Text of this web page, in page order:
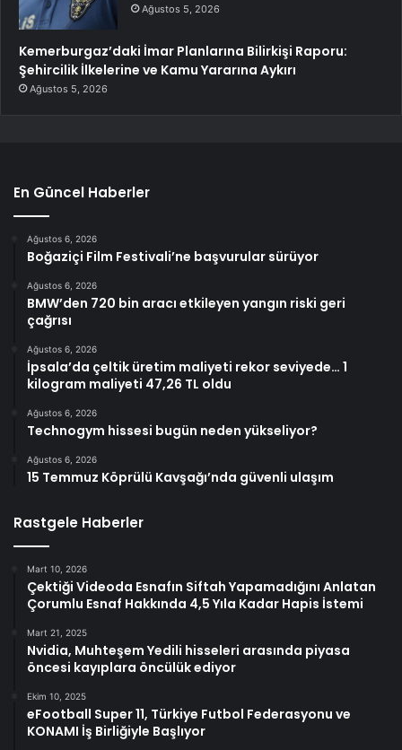
Ağustos 5, 2026
Kemerburgaz’daki İmar Planlarına Bilirkişi Raporu:
Şehircilik İlkelerine ve Kamu Yararına Aykırı
Ağustos 5, 2026
En Güncel Haberler
Ağustos 6, 2026
Boğaziçi Film Festivali’ne başvurular sürüyor
Ağustos 6, 2026
BMW’den 720 bin aracı etkileyen yangın riski geri
çağrısı
Ağustos 6, 2026
İpsala’da çeltik üretim maliyeti rekor seviyede… 1
kilogram maliyeti 47,26 TL oldu
Ağustos 6, 2026
Technogym hissesi bugün neden yükseliyor?
Ağustos 6, 2026
15 Temmuz Köprülü Kavşağı’nda güvenli ulaşım
Rastgele Haberler
Mart 10, 2026
Çektiği Videoda Esnafın Siftah Yapamadığını Anlatan
Çorumlu Esnaf Hakkında 4,5 Yıla Kadar Hapis İstemi
Mart 21, 2025
Nvidia, Muhteşem Yedili hisseleri arasında piyasa
öncesi kayıplara öncülük ediyor
Ekim 10, 2025
eFootball Super 11, Türkiye Futbol Federasyonu ve
KONAMI İş Birliğiyle Başlıyor